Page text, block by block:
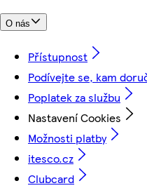
O nás
Přístupnost
Podívejte se, kam
Poplatek za službu
Nastavení Cookies
Možnosti platby
itesco.cz
Clubcard